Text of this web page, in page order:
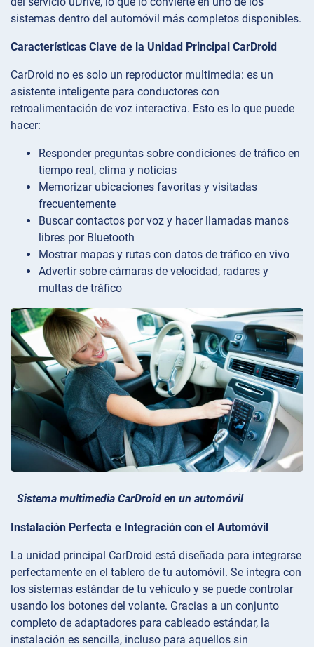
sistemas dentro del automóvil más completos disponibles.
Características Clave de la Unidad Principal CarDroid
CarDroid no es solo un reproductor multimedia: es un
asistente inteligente para conductores con
retroalimentación de voz interactiva. Esto es lo que puede
hacer:
Responder preguntas sobre condiciones de tráfico en
tiempo real, clima y noticias
Memorizar ubicaciones favoritas y visitadas
frecuentemente
Buscar contactos por voz y hacer llamadas manos
libres por Bluetooth
Mostrar mapas y rutas con datos de tráfico en vivo
Advertir sobre cámaras de velocidad, radares y
multas de tráfico
Sistema multimedia CarDroid en un automóvil
Instalación Perfecta e Integración con el Automóvil
La unidad principal CarDroid está diseñada para integrarse
perfectamente en el tablero de tu automóvil. Se integra con
los sistemas estándar de tu vehículo y se puede controlar
usando los botones del volante. Gracias a un conjunto
completo de adaptadores para cableado estándar, la
instalación es sencilla, incluso para aquellos sin